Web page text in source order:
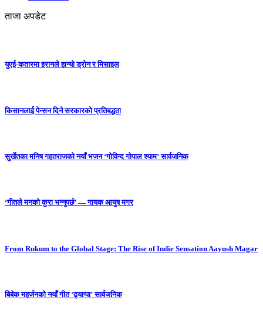
ताजा अपडेट
युएई-कतारमा इरानले हान्यो ड्रोन र मिसाइल
किसानलाई पेन्सन दिने सरकारको प्रतिबद्धता
सुर्खेतका मनिष गहतराजको नयाँ भजन ‘गोविन्द गोपाल श्याम’ सार्वजनिक
‘गीतले मनको कुरा भन्नुपर्छ’ — गायक आयुष मगर
From Rukum to the Global Stage: The Rise of Indie Sensation Aayush Magar
बिबेक महर्जनको नयाँ गीत ‘ढ्याप्पा’ सार्वजनिक